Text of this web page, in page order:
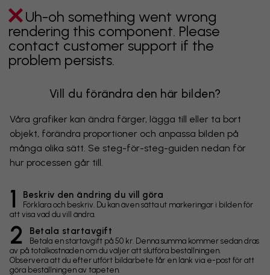
Uh-oh something went wrong
rendering this component. Please
contact customer support if the
problem persists.
Vill du förändra den här bilden?
Våra grafiker kan ändra färger, lägga till eller ta bort
objekt, förändra proportioner och anpassa bilden på
många olika sätt. Se steg-för-steg-guiden nedan för
hur processen går till.
1 Beskriv den ändring du vill göra
Förklara och beskriv. Du kan även sätta ut markeringar i bilden för
att visa vad du vill ändra.
2 Betala startavgift
Betala en startavgift på 50 kr. Denna summa kommer sedan dras
av på totalkostnaden om du väljer att slutföra beställningen.
Observera att du efter utfört bildarbete får en länk via e-post för att
göra beställningen av tapeten.